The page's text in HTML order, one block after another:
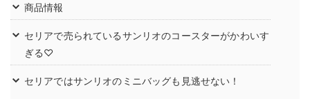
商品情報
セリアで売られているサンリオのコースターがかわいす
ぎる♡
セリアではサンリオのミニバッグも見逃せない！